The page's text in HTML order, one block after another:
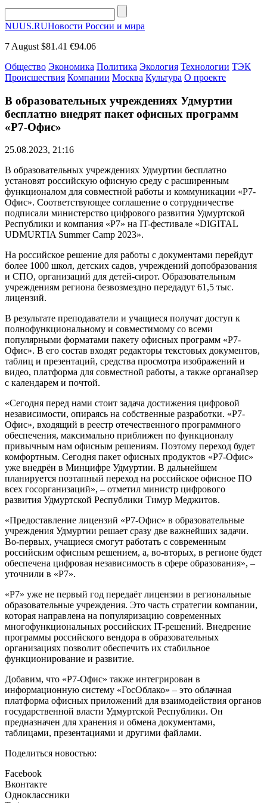
NUUS.RUНовости России и мира
7 August $81.41 €94.06
Общество Экономика Политика Экология Технологии ТЭК
Происшествия Компании Москва Культура О проекте
В образовательных учреждениях Удмуртии
бесплатно внедрят пакет офисных программ
«Р7-Офис»
25.08.2023, 21:16
В образовательных учреждениях Удмуртии бесплатно
установят российскую офисную среду с расширенным
функционалом для совместной работы и коммуникации «Р7-
Офис». Соответствующее соглашение о сотрудничестве
подписали министерство цифрового развития Удмуртской
Республики и компания «Р7» на IT-фестивале «DIGITAL
UDMURTIA Summer Camp 2023».
На российское решение для работы с документами перейдут
более 1000 школ, детских садов, учреждений допобразования
и СПО, организаций для детей-сирот. Образовательным
учреждениям региона безвозмездно передадут 61,5 тыс.
лицензий.
В результате преподаватели и учащиеся получат доступ к
полнофункциональному и совместимому со всеми
популярными форматами пакету офисных программ «Р7-
Офис». В его состав входят редакторы текстовых документов,
таблиц и презентаций, средства просмотра изображений и
видео, платформа для совместной работы, а также органайзер
с календарем и почтой.
«Сегодня перед нами стоит задача достижения цифровой
независимости, опираясь на собственные разработки. «Р7-
Офис», входящий в реестр отечественного программного
обеспечения, максимально приближен по функционалу
привычным нам офисным решениям. Поэтому переход будет
комфортным. Сегодня пакет офисных продуктов «Р7-Офис»
уже внедрён в Минцифре Удмуртии. В дальнейшем
планируется поэтапный переход на российское офисное ПО
всех госорганизаций», – отметил министр цифрового
развития Удмуртской Республики Тимур Меджитов.
«Предоставление лицензий «Р7-Офис» в образовательные
учреждения Удмуртии решает сразу две важнейших задачи.
Во-первых, учащиеся смогут работать с современным
российским офисным решением, а, во-вторых, в регионе будет
обеспечена цифровая независимость в сфере образования», –
уточнили в «Р7».
«Р7» уже не первый год передаёт лицензии в региональные
образовательные учреждения. Это часть стратегии компании,
которая направлена на популяризацию современных
многофункциональных российских IT-решений. Внедрение
программы российского вендора в образовательных
организациях позволит обеспечить их стабильное
функционирование и развитие.
Добавим, что «Р7-Офис» также интегрирован в
информационную систему «ГосОблако» – это облачная
платформа офисных приложений для взаимодействия органов
государственной власти Удмуртской Республики. Он
предназначен для хранения и обмена документами,
таблицами, презентациями и другими файлами.
Поделиться новостью:
Facebook
Вконтакте
Одноклассники